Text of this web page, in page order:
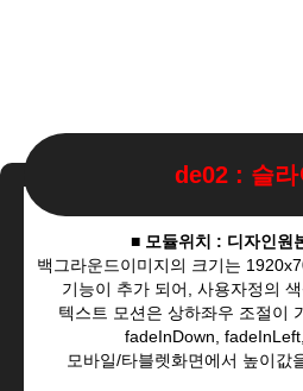
de02 : 슬라
■ 모듈위치 : 디자인원
백그라운드이미지의 크기는
기능이 추가 되어, 사용자정의
텍스트 모션은 상하좌우 조절이
fadeInDown,
모바일/타블렛화면에서 높이값